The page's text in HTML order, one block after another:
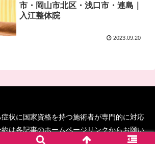
市・岡山市北区・浅口市・連島｜
入江整体院
2023.09.20
状に国家資格を持つ施術者が専門的に対応
は各記事のホームページリンクからお願い